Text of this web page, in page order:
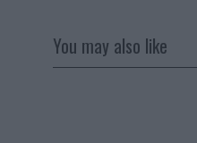
You may also like